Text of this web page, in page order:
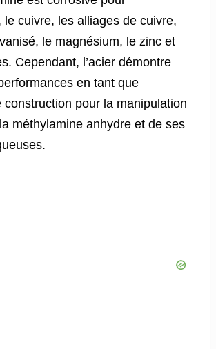
le cuivre, les alliages de cuivre,
le magnésium, le zinc et
Cependant, l’acier démontre
en tant que
construction pour la manipulation
méthylamine anhydre et de ses